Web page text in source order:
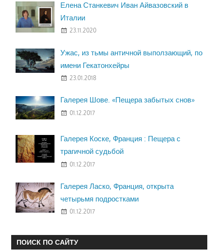
Елена Станкевич Иван Айвазовский в
Италии
23.11.2020
Ужас, из тьмы античной выползающий, по
имени Гекатонхейры
23.01.2018
Галерея Шове. «Пещера забытых снов»
01.12.2017
Галерея Коске, Франция : Пещера с
трагичной судьбой
01.12.2017
Галерея Ласко, Франция, открыта
четырьмя подростками
01.12.2017
ПОИСК ПО САЙТУ